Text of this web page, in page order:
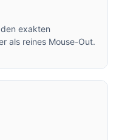
exakten
als reines Mouse-Out.